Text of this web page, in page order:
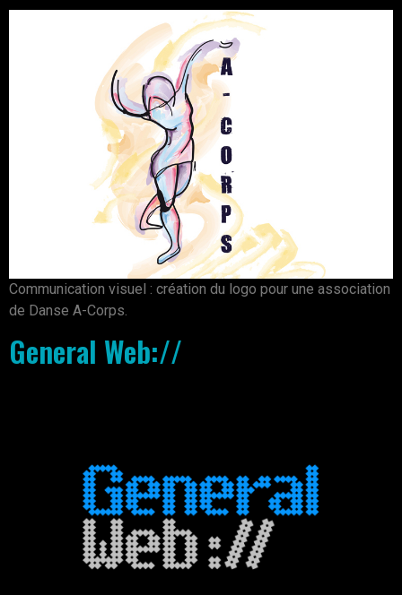
Communication visuel : création du logo pour une association
de Danse A-Corps.
General Web://